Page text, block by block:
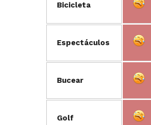
Bicicleta
Espectáculos
Bucear
Golf